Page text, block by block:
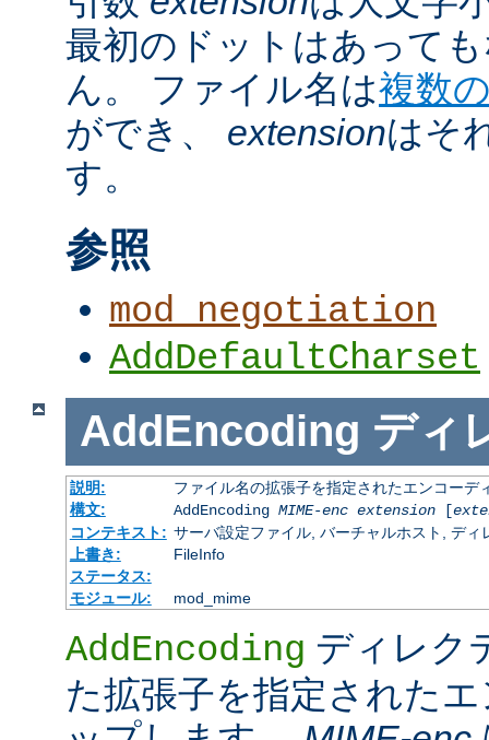
最初のドットはあって
ん。 ファイル名は複数
ができ、 extensionはそ
す。
参照
mod_negotiation
AddDefaultCharset
AddEncoding ディ
説明:
ファイル名の拡張子を指定されたエンコーデ
構文:
AddEncoding MIME-enc extension[
コンテキスト: サーバ設定ファイル, バーチャルホスト, ディ
上書き:
FileInfo
ステータス:
モジュール:
mod_mime
AddEncoding ディレク
た拡張子を指定された